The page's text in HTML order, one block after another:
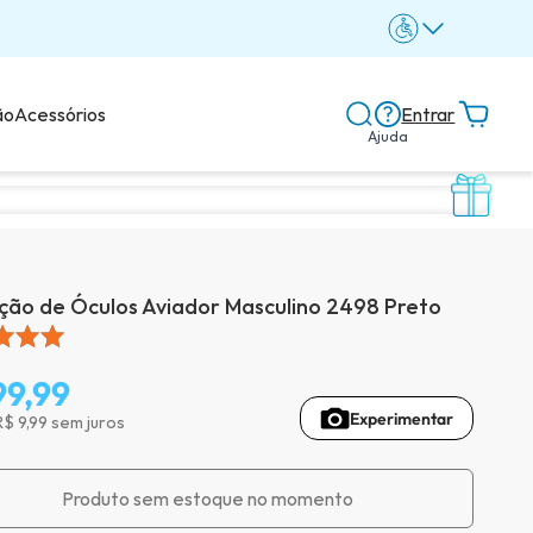
Acessórios
Ajuda
Dicas de lentes
Entrar
de Óculos Aviador Masculino 2498 Preto
9,99 sem juros Experimentar
Produto sem estoque no momento